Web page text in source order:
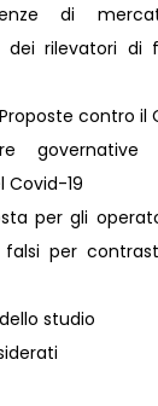
di
dei rilevatori di
contro il
Covid-19
per gli
falsi per
studio